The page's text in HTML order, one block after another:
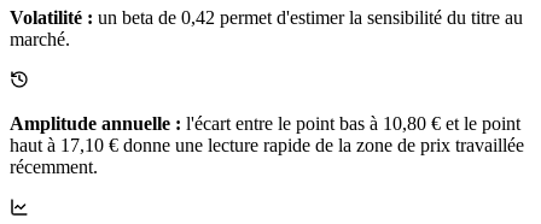
Volatilité : un beta de 0,42 permet d'estimer la sensibilité du titre au
marché.
Amplitude annuelle : l'écart entre le point bas à 10,80 € et le point
haut à 17,10 € donne une lecture rapide de la zone de prix travaillée
récemment.